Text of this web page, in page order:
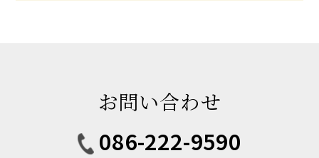
お問い合わせ
086-222-9590